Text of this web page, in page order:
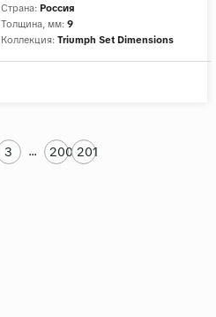
Страна: Россия
Толщина, мм: 9
Коллекция: Triumph Set Dimensions
3 ... 200 201